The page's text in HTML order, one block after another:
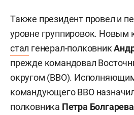
Также президент провел и
уровне группировок.
стал генерал-полковник
прежде командовал
округом (ВВО).
командующего ВВО
полковника Петра Болгарева